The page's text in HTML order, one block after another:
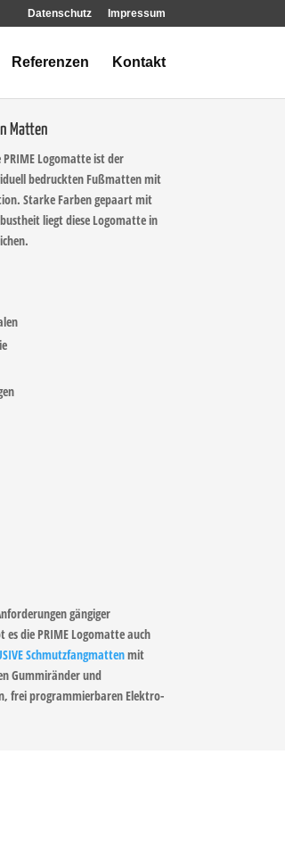
Datenschutz Impressum
Referenzen Kontakt
Matten
Logomatte ist der
bedruckten Fußmatten mit
Starke Farben gepaart mit
liegt diese Logomatte in
gängiger
es die PRIME Logomatte auch
Schmutzfangmattenmit
Gummiränder und
frei programmierbaren Elektro-